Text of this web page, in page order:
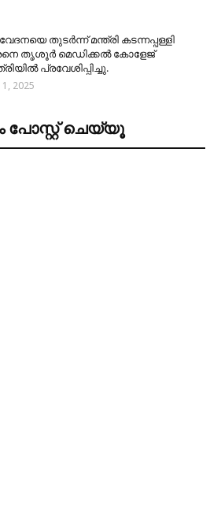
തുടർന്ന് മന്ത്രി കടന്നപ്പള്ളി
തൃശൂർ മെഡിക്കൽ കോളേജ്
പ്രവേശിപ്പിച്ചു.
2025
പോസ്റ്റ് ചെയ്യൂ